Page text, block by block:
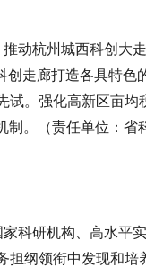
动杭州城西科创大
走廊打造各具特色
。强化高新区亩均
制。（责任单位：省
科研机构、高水平
担纲领衔中发现和培